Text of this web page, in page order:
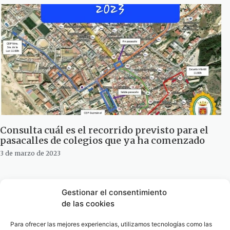
Gestionar el consentimiento
de las cookies
Para ofrecer las mejores experiencias, utilizamos tecnologías como las
Consulta cuál es el recorrido previsto para el
pasacalles de colegios que ya ha comenzado
3 de marzo de 2023
Un Pasacalles escolar multicolor han inundado
las calles de Tarifa